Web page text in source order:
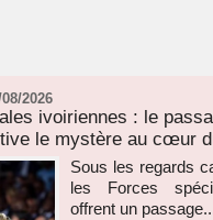
2026
ivoiriennes : le
le mystère au cœur
Sous les regards
les Forces
offrent un